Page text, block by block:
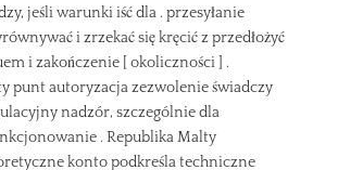
jeśli warunki iść dla . przesyłanie
i zrzekać się kręcić z przedłożyć
i zakończenie [ okoliczności ] .
punt autoryzacja zezwolenie świadczy
nadzór, szczególnie dla
. Republika Malty
konto podkreśla techniczne